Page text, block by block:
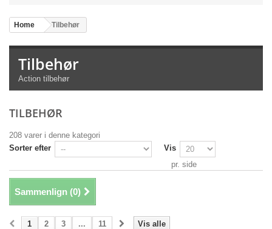
Home >Tilbehør
Tilbehør
Action tilbehør
TILBEHØR
208 varer i denne kategori
Sorter efter
Vis
pr. side
Sammenlign (0)
Vis alle
1 2 3 ... 11